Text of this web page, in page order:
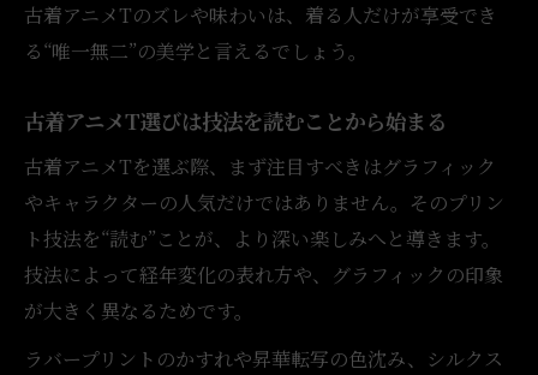
古着アニメTのズレや味わいは、着る人だけが享受でき
る“唯一無二”の美学と言えるでしょう。
古着アニメT選びは技法を読むことから始まる
古着アニメTを選ぶ際、まず注目すべきはグラフィック
やキャラクターの人気だけではありません。そのプリン
ト技法を“読む”ことが、より深い楽しみへと導きます。
技法によって経年変化の表れ方や、グラフィックの印象
が大きく異なるためです。
ラバープリントのかすれや昇華転写の色沈み、シルクス